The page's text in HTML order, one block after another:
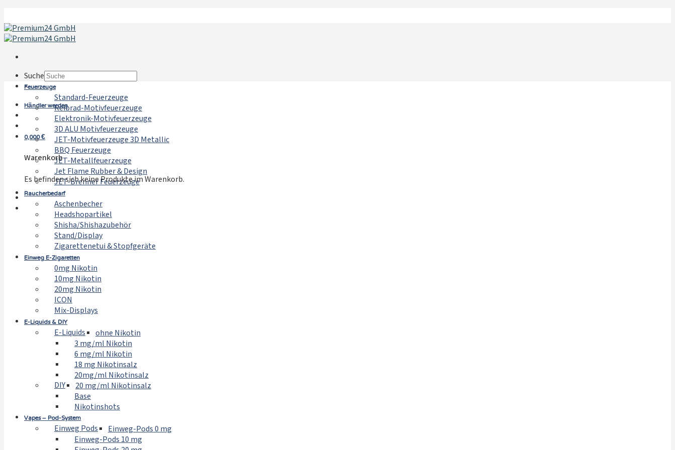
Inhalt
springen
Suche
×
Händler werden
0,000€
Warenkorb
Es befinden sich keine Produkte im Warenkorb.
Feuerzeuge
Standard-Feuerzeuge
Reibrad-Motivfeuerzeuge
Elektronik-Motivfeuerzeuge
3D ALU Motivfeuerzeuge
JET-Motivfeuerzeuge 3D Metallic
BBQ Feuerzeuge
JET-Metallfeuerzeuge
Jet Flame Rubber & Design
JET-Brenner Feuerzeuge
Raucherbedarf
Aschenbecher
Headshopartikel
Shisha/Shishazubehör
Stand/Display
Zigarettenetui & Stopfgeräte
Einweg E-Zigaretten
0mg Nikotin
10mg Nikotin
20mg Nikotin
ICON
Mix-Displays
E-Liquids & DIY
E-Liquids
ohne Nikotin
3 mg/ml Nikotin
6 mg/ml Nikotin
18 mg Nikotinsalz
20mg/ml Nikotinsalz
DIY
20 mg/ml Nikotinsalz
Base
Nikotinshots
Vapes – Pod-System
Einweg Pods
Einweg-Pods 0 mg
Einweg-Pods 10 mg